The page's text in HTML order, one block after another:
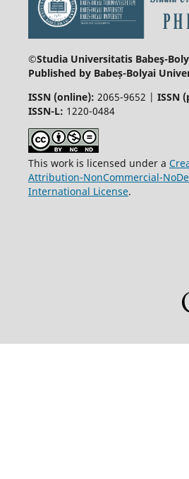
©Studia Universitatis Babeş-
Published by Babeș-Bolyai
ISSN (online): 2065-9652 | ISSN
ISSN-L: 1220-0484
This work is licensed under a
Attribution-NonCommercial-
International License.